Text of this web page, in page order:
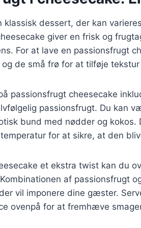
klassisk dessert, der kan
giver en frisk og
For at lave en passionsfrugt
de små frø for at tilføje tekstur
passionsfrugt cheesecake
passionsfrugt. Du kan
bund med nødder og
for at sikre, at den
et ekstra twist kan du
af passionsfrugt
vil imponere dine gæster.
ovenpå for at fremhæve